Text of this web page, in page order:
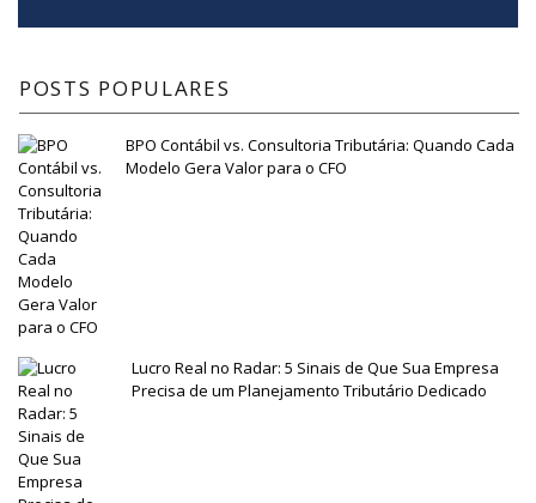
POSTS POPULARES
BPO Contábil vs. Consultoria Tributária: Quando Cada
Modelo Gera Valor para o CFO
Lucro Real no Radar: 5 Sinais de Que Sua Empresa
Precisa de um Planejamento Tributário Dedicado